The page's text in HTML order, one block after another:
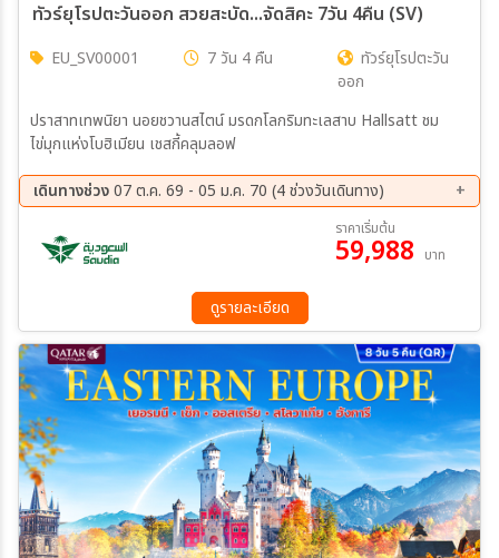
ทัวร์ยุโรปตะวันออก สวยสะบัด...จัดสิคะ 7วัน 4คืน (SV)
EU_SV00001 7 วัน 4 คืน
ทัวร์ยุโรปตะวัน
ออก
ปราสาทเทพนิยา นอยชวานสไตน์ มรดกโลกริมทะเลสาบ Hallsatt ชม
ไข่มุกแห่งโบฮิเมียน เชสกี้คลุมลอฟ
เดินทางช่วง07 ต.ค. 69 - 05 ม.ค. 70 (4 ช่วงวันเดินทาง)
21 ต.ค. 69 - 27 ต.ค. 69
20 พ.ย. 69 - 26 พ.ย. 69
28 ธ.ค. 69 - 03 ม.ค. 70
ราคาเริ่มต้น
59,988 บาท
ดูรายละเอียด